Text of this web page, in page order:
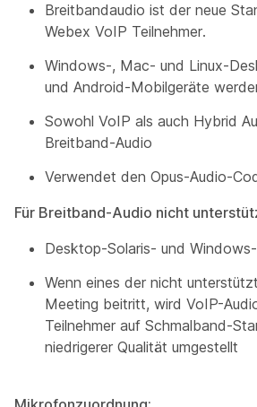
Breitbandaudio ist der neue
Webex VoIP Teilnehmer.
Windows-, Mac- und Linux-
und Android-Mobilgeräte
Sowohl VoIP als auch Hybrid
Breitband-Audio
Verwendet den Opus-Audio-
Für Breitband-Audio nicht
Desktop-Solaris- und
Wenn eines der nicht
Meeting beitritt, wird VoIP-
Teilnehmer auf Schmalband-
niedrigerer Qualität umgestellt